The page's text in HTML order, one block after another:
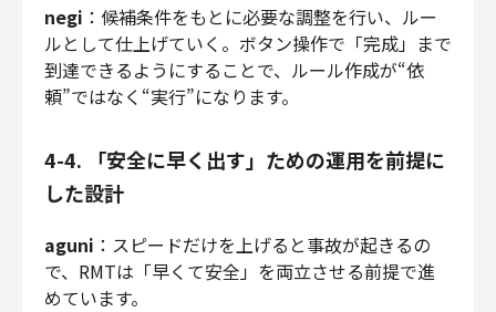
negi ：候補条件をもとに必要な調整を行い、ルー
ルとして仕上げていく。ボタン操作で「完成」まで
到達できるようにすることで、ルール作成が“依
頼”ではなく“実行”になります。
4-4. 「安全に早く出す」ための運用を前提に
した設計
aguni ：スピードだけを上げると事故が起きるの
で、RMTは「早くて安全」を両立させる前提で進
めています。